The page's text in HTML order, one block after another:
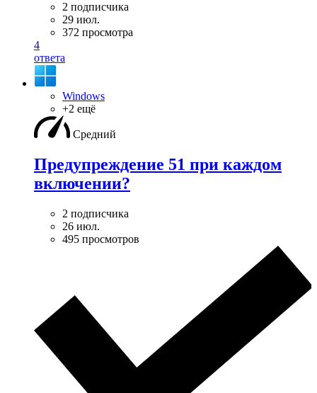
2 подписчика
29 июл.
372 просмотра
4
ответа
Windows
+2 ещё
Средний
Предупреждение 51 при каждом
включении?
2 подписчика
26 июл.
495 просмотров